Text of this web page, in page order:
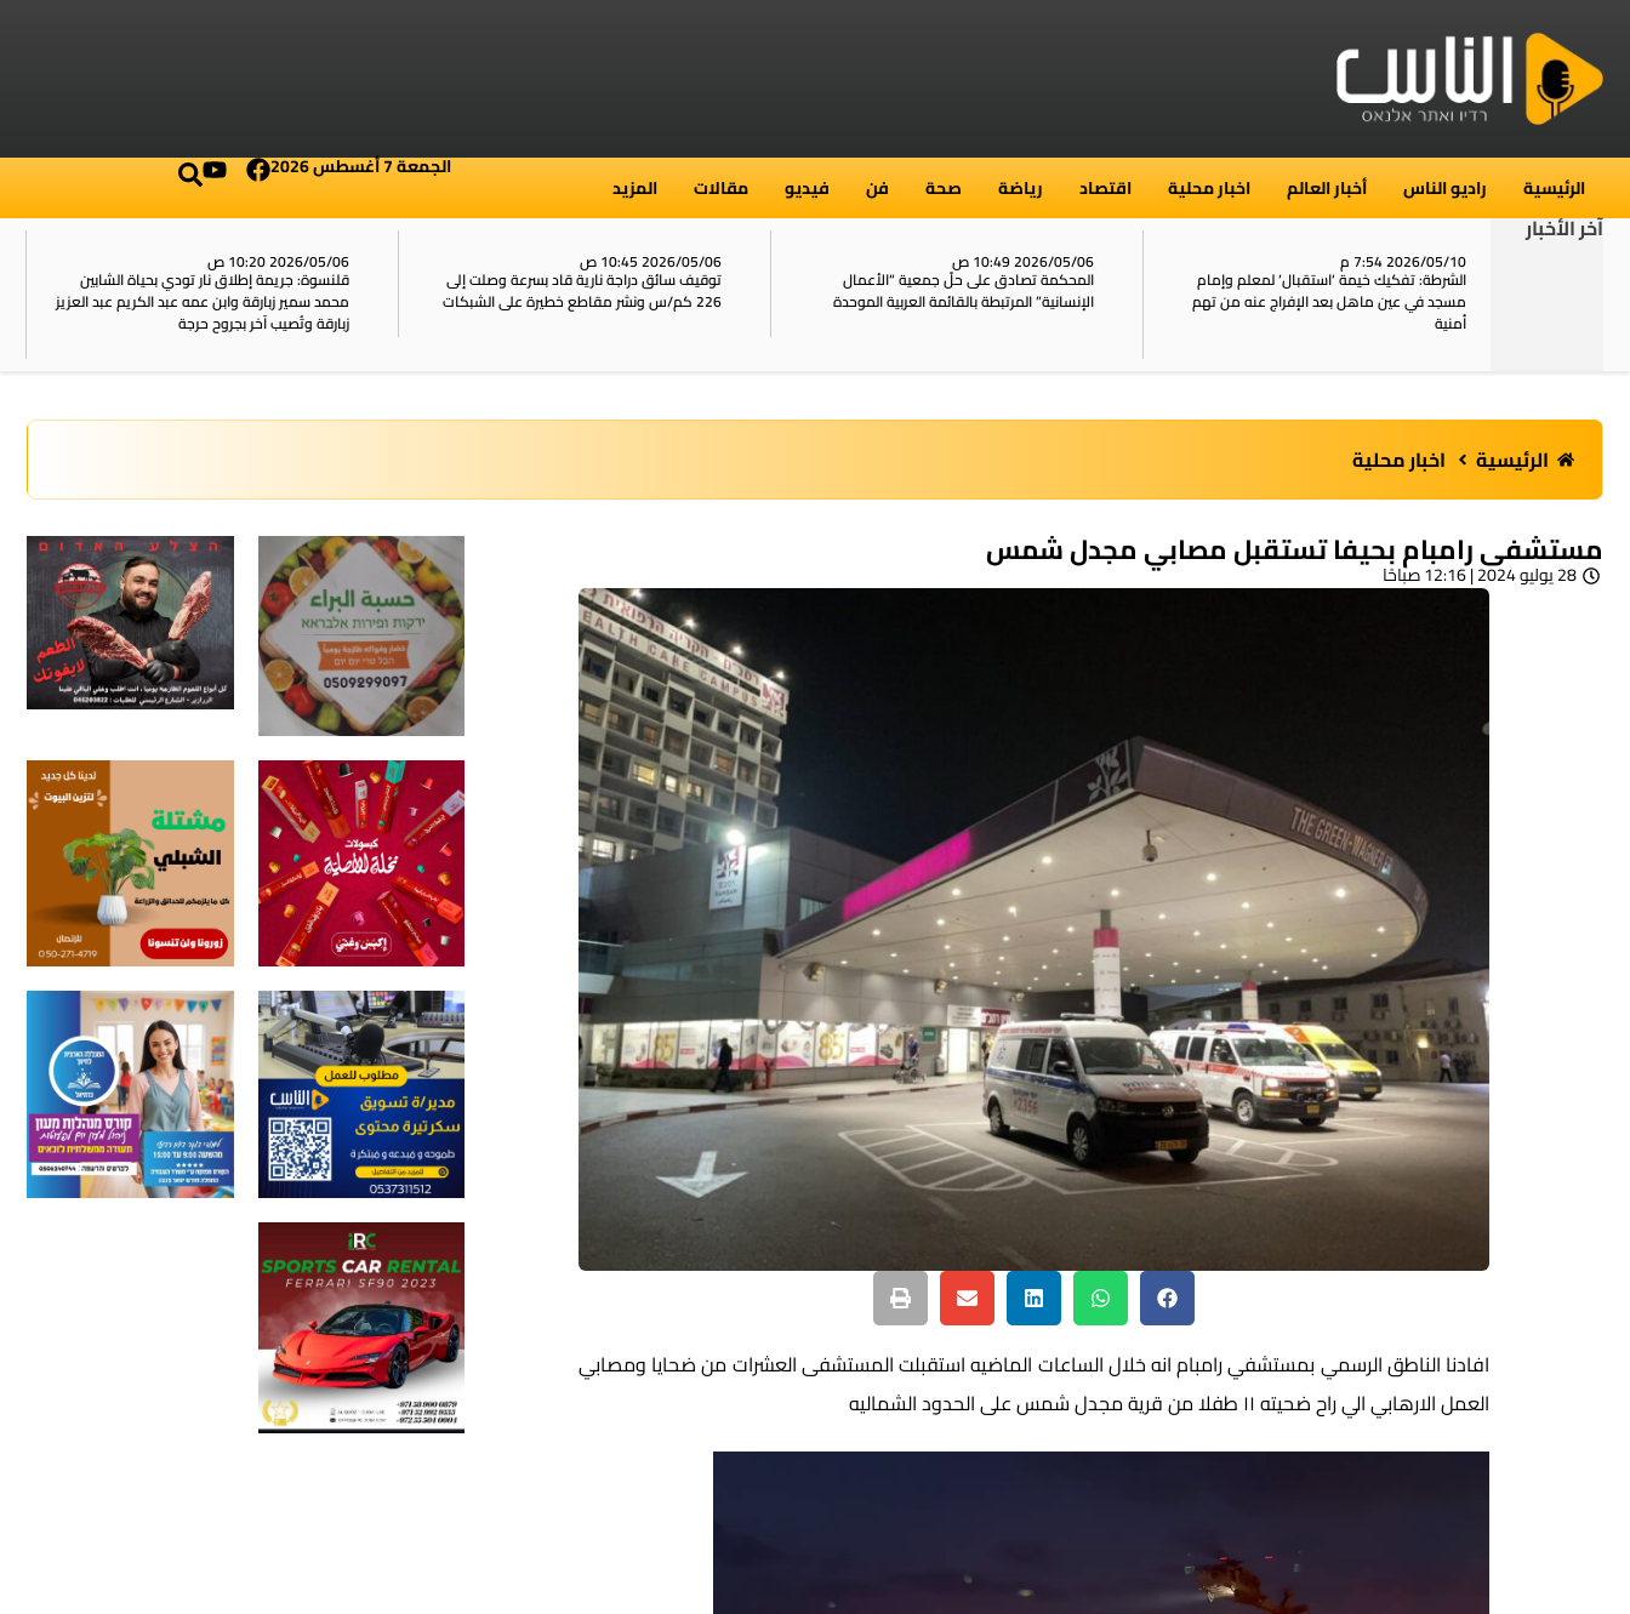
الرئيسية راديو الناس أخبار العالم اخبار محلية اقتصاد رياضة صحة فن فيديو مقالات المزيد
الجمعة 7 أغسطس 2026
آخر الأخبار
2026/05/10 7:54 م
الشرطة: تفكيك خيمة ‘استقبال‘ لمعلم وإمام
مسجد في عين ماهل بعد الإفراج عنه من تهم
أمنية
2026/05/06 10:49 ص
المحكمة تصادق على حلّ جمعية “الأعمال
الإنسانية” المرتبطة بالقائمة العربية الموحدة
2026/05/06 10:45 ص
توقيف سائق دراجة نارية قاد بسرعة وصلت إلى
226 كم/س ونشر مقاطع خطيرة على الشبكات
2026/05/06 10:20 ص
قلنسوة: جريمة إطلاق نار تودي بحياة الشابين
محمد سمير زبارقة وابن عمه عبد الكريم عبد العزيز
زبارقة وتُصيب آخر بجروح حرجة
الرئيسية اخبار محلية
مستشفى رامبام بحيفا تستقبل مصابي مجدل شمس
28 يوليو 2024 | 12:16 صباحًا
افادنا الناطق الرسمي بمستشفي رامبام انه خلال الساعات الماضيه استقبلت المستشفى العشرات من ضحايا ومصابي
العمل الارهابي الي راح ضحيته ١١ طفلا من قرية مجدل شمس على الحدود الشماليه